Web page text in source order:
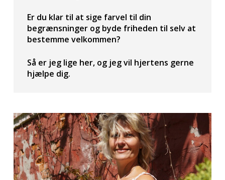
Er du klar til at sige farvel til din
begrænsninger og byde friheden til selv at
bestemme velkommen?
Så er jeg lige her, og jeg vil hjertens gerne
hjælpe dig.